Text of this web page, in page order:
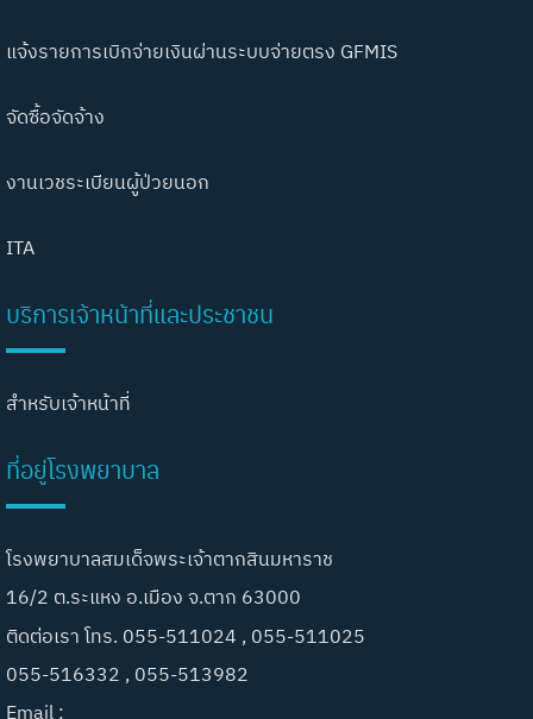
แจ้งรายการเบิกจ่ายเงินผ่านระบบจ่ายตรง GFMIS
จัดซื้อจัดจ้าง
งานเวชระเบียนผู้ป่วยนอก
ITA
บริการเจ้าหน้าที่และประชาชน
สำหรับเจ้าหน้าที่
ที่อยู่โรงพยาบาล
โรงพยาบาลสมเด็จพระเจ้าตากสินมหาราช
16/2 ต.ระแหง อ.เมือง จ.ตาก 63000
ติดต่อเรา โทร. 055-511024 , 055-511025
055-516332 , 055-513982
Email :